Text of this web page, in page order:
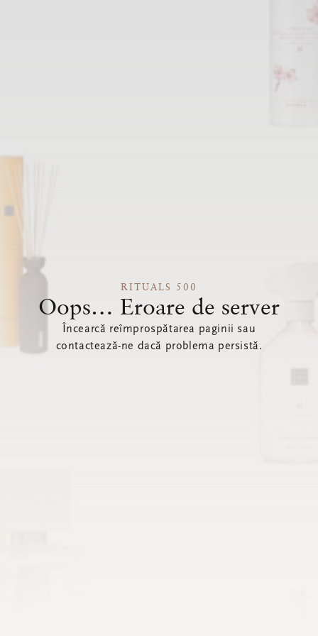
RITUALS 500
Oops… Eroare de server
Încearcă reîmprospătarea paginii sau
contactează-ne dacă problema persistă.